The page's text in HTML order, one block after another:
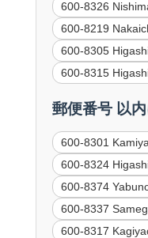
600-8326
600-8219
600-8305
600-8315
郵便番号 以
600-8301
600-8324
600-8374
600-8337
600-8317